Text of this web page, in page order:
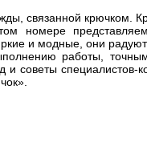
связанной крючком.
номере
и модные, они
работы,
и советы